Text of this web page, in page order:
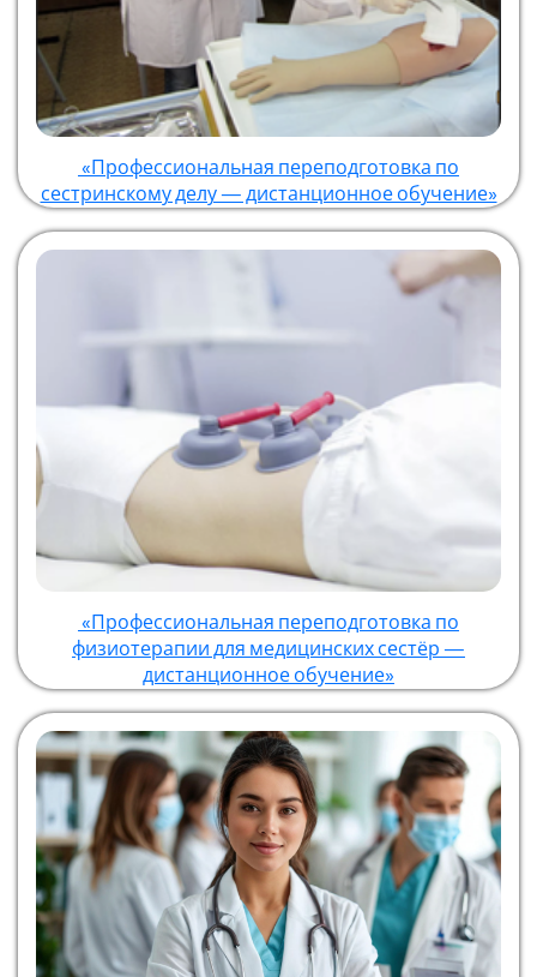
«Профессиональная переподготовка по
сестринскому делу — дистанционное обучение»
«Профессиональная переподготовка по
физиотерапии для медицинских сестёр —
дистанционное обучение»